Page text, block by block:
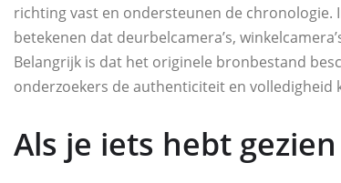
richting vast en ondersteunen de chronologie.
betekenen dat deurbelcamera’s,
Belangrijk is dat het originele bronbestand
onderzoekers de authenticiteit en volledigheid
Als je iets hebt